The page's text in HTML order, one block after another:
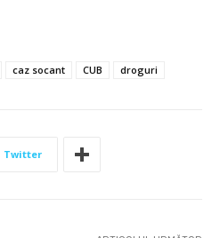
caz socant CUB droguri
Twitter